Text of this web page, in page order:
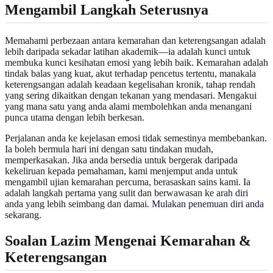
Mengambil Langkah Seterusnya
Memahami perbezaan antara kemarahan dan keterengsangan adalah
lebih daripada sekadar latihan akademik—ia adalah kunci untuk
membuka kunci kesihatan emosi yang lebih baik. Kemarahan adalah
tindak balas yang kuat, akut terhadap pencetus tertentu, manakala
keterengsangan adalah keadaan kegelisahan kronik, tahap rendah
yang sering dikaitkan dengan tekanan yang mendasari. Mengakui
yang mana satu yang anda alami membolehkan anda menangani
punca utama dengan lebih berkesan.
Perjalanan anda ke kejelasan emosi tidak semestinya membebankan.
Ia boleh bermula hari ini dengan satu tindakan mudah,
memperkasakan. Jika anda bersedia untuk bergerak daripada
kekeliruan kepada pemahaman, kami menjemput anda untuk
mengambil ujian kemarahan percuma, berasaskan sains kami. Ia
adalah langkah pertama yang sulit dan berwawasan ke arah diri
anda yang lebih seimbang dan damai. Mulakan penemuan diri anda
sekarang.
Soalan Lazim Mengenai Kemarahan &
Keterengsangan